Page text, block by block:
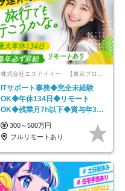
ITサポート事務◆完全未経験
OK◆年休134日◆リモート
OK◆残業月7h以下◆賞与年3回
◆5年目まで必ず昇給
300～500万円
フルリモートあり